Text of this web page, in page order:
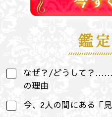
なぜ？/どうして？……
の理由
今、2人の間にある「